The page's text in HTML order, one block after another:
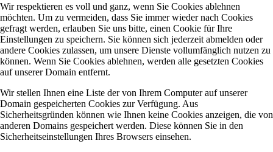
Wir respektieren es voll und ganz, wenn Sie Cookies ablehnen
möchten. Um zu vermeiden, dass Sie immer wieder nach Cookies
gefragt werden, erlauben Sie uns bitte, einen Cookie für Ihre
Einstellungen zu speichern. Sie können sich jederzeit abmelden oder
andere Cookies zulassen, um unsere Dienste vollumfänglich nutzen zu
können. Wenn Sie Cookies ablehnen, werden alle gesetzten Cookies
auf unserer Domain entfernt.
Wir stellen Ihnen eine Liste der von Ihrem Computer auf unserer
Domain gespeicherten Cookies zur Verfügung. Aus
Sicherheitsgründen können wie Ihnen keine Cookies anzeigen, die von
anderen Domains gespeichert werden. Diese können Sie in den
Sicherheitseinstellungen Ihres Browsers einsehen.